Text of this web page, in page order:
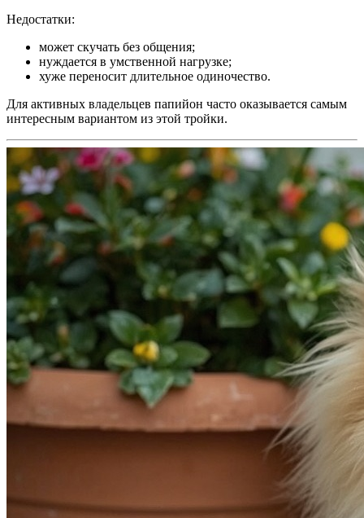
Недостатки:
может скучать без общения;
нуждается в умственной нагрузке;
хуже переносит длительное одиночество.
Для активных владельцев папийон часто оказывается самым
интересным вариантом из этой тройки.